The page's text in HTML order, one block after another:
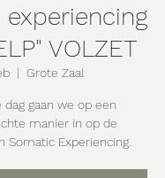
VOLZET
  |
Grote Zaal
dag gaan we op een
manier in op de
Somatic Experiencing.